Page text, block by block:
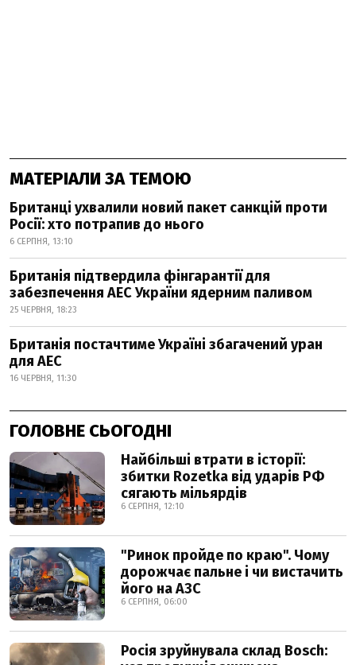
МАТЕРІАЛИ ЗА ТЕМОЮ
Британці ухвалили новий пакет санкцій проти
Росії: хто потрапив до нього
6 СЕРПНЯ, 13:10
Британія підтвердила фінгарантії для
забезпечення АЕС України ядерним паливом
25 ЧЕРВНЯ, 18:23
Британія постачтиме Україні збагачений уран
для АЕС
16 ЧЕРВНЯ, 11:30
ГОЛОВНЕ СЬОГОДНІ
Найбільші втрати в історії:
збитки Rozetka від ударів РФ
сягають мільярдів
6 СЕРПНЯ, 12:10
"Ринок пройде по краю". Чому
дорожчає пальне і чи вистачить
його на АЗС
6 СЕРПНЯ, 06:00
Росія зруйнувала склад Bosch: